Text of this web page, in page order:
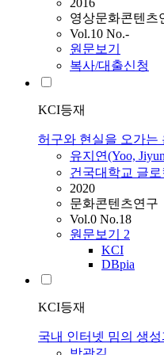
2016
영상문화콘텐츠
Vol.10 No.-
원문보기
복사/대출신청
KCI등재
허구와 현실을 오가는
유지연(Yoo,
건국대학교 글
2020
문화콘텐츠연구
Vol.0 No.18
원문보기 2
KCI
DBpia
KCI등재
국내 인터넷 밈의 생